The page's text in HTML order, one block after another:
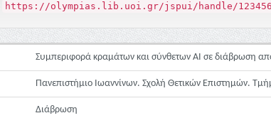
https://olympias.lib.uoi.gr/jspui/handle/
Συμπεριφορά κραμάτων και σύνθετων AI σε διάβρωση
Πανεπιστήμιο Ιωαννίνων. Σχολή Θετικών Επιστημών.
Διάβρωση